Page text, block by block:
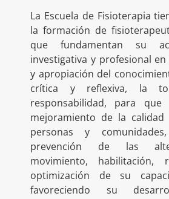
La Escuela de Fisioterapia
la formación de
que fundamentan su
investigativa y profesional
y apropiación del
crítica y reflexiva, la
responsabilidad, para que
mejoramiento de la
personas y
prevención de las
movimiento, habilitación,
optimización de su
favoreciendo su